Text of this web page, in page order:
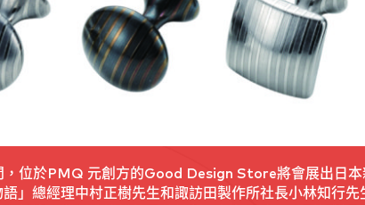
位於PMQ 元創方的Good Design Store將會展出日本
」總經理中村正樹先生和諏訪田製作所社長小林知行先